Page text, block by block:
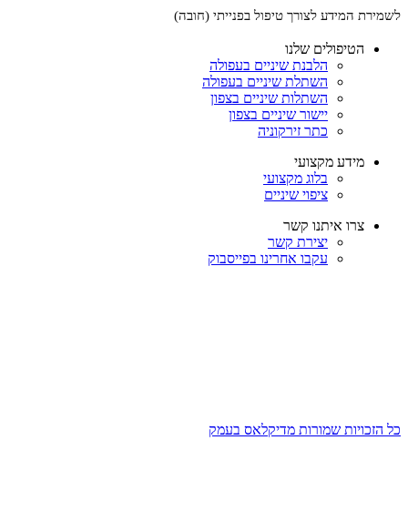
לשמירת המידע לצורך טיפול בפנייתי (חובה)
הטיפולים שלנו
הלבנת שיניים בעפולה
השתלת שיניים בעפולה
השתלות שיניים בצפון
יישור שיניים בצפון
כתר זירקוניה
מידע מקצועי
בלוג מקצועי
ציפוי שיניים
צרו איתנו קשר
יצירת קשר
עקבו אחרינו בפייסבוק
כל הזכויות שמורות מדיקלאס בעמק